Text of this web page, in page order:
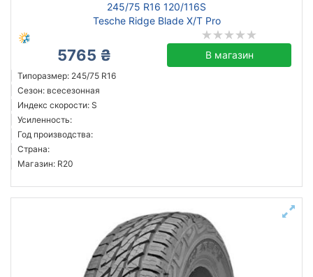
245/75 R16 120/116S
Tesche Ridge Blade X/T Pro
5765 ₴ В магазин
Типоразмер: 245/75 R16
Сезон: всесезонная
Индекс скорости: S
Усиленность:
Год производства:
Страна:
Магазин: R20